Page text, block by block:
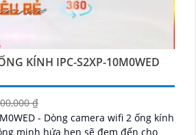
KÍNH IPC-S2XP-10M0WED
₫
- Dòng camera wifi 2 ống kính
minh hứa hẹn sẽ đem đến cho